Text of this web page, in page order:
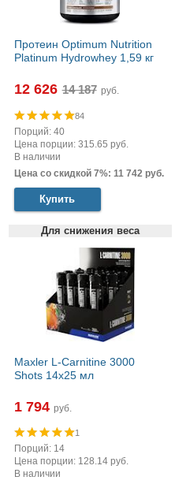
Протеин Optimum Nutrition
Platinum Hydrowhey 1,59 кг
12 626 руб.
84
Порций: 40
Цена порции: 315.65 руб.
В наличии
Цена со скидкой 7%: 11 742 руб.
Купить
Для снижения веса
Maxler L-Carnitine 3000
Shots 14x25 мл
1 794 руб.
1
Порций: 14
Цена порции: 128.14 руб.
В наличии